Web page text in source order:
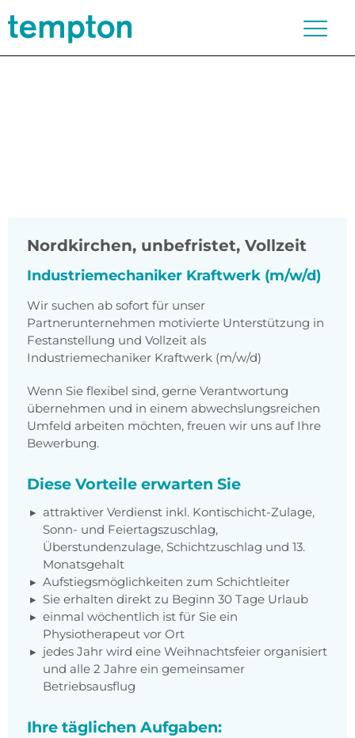
Nordkirchen, unbefristet, Vollzeit
Industriemechaniker Kraftwerk (m/w/d)
Wir suchen ab sofort für unser
Partnerunternehmen motivierte Unterstützung in
Festanstellung und Vollzeit als
Industriemechaniker Kraftwerk (m/w/d)
Wenn Sie flexibel sind, gerne Verantwortung
übernehmen und in einem abwechslungsreichen
Umfeld arbeiten möchten, freuen wir uns auf Ihre
Bewerbung.
Diese Vorteile erwarten Sie
attraktiver Verdienst inkl. Kontischicht-Zulage,
Sonn- und Feiertagszuschlag,
Überstundenzulage, Schichtzuschlag und 13.
Monatsgehalt
Aufstiegsmöglichkeiten zum Schichtleiter
Sie erhalten direkt zu Beginn 30 Tage Urlaub
einmal wöchentlich ist für Sie ein
Physiotherapeut vor Ort
jedes Jahr wird eine Weihnachtsfeier organisiert
und alle 2 Jahre ein gemeinsamer
Betriebsausflug
Ihre täglichen Aufgaben: